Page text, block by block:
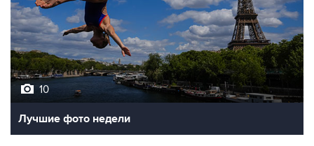
10
Лучшие фото недели